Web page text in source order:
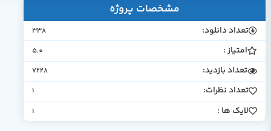
مشخصات پروژه
تعداد دانلود: 338
امتیاز : 5.0
تعداد بازدید: 7228
تعداد نظرات: 1
لایک ها : 1